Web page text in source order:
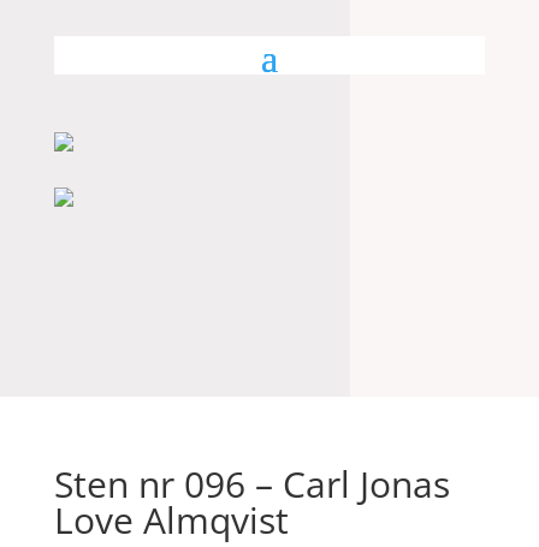
Sten nr 096 – Carl Jonas
Love Almqvist